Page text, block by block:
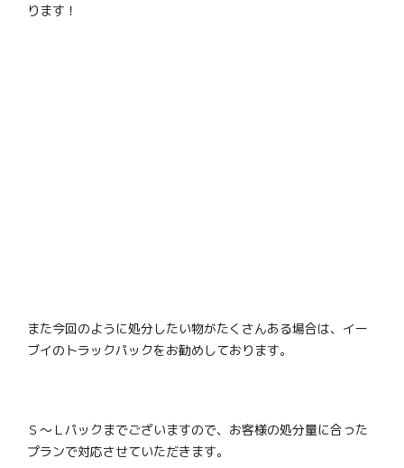
ります！
また今回のように処分したい物がたくさんある場合は、イー
ブイのトラックパックをお勧めしております。
Ｓ～Ｌパックまでございますので、お客様の処分量に合った
プランで対応させていただきます。